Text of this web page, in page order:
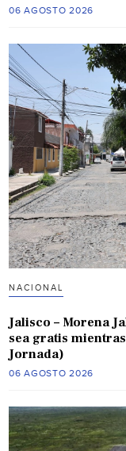
06 AGOSTO 2026
NACIONAL
Jalisco – Morena
sea gratis
Jornada)
06 AGOSTO 2026